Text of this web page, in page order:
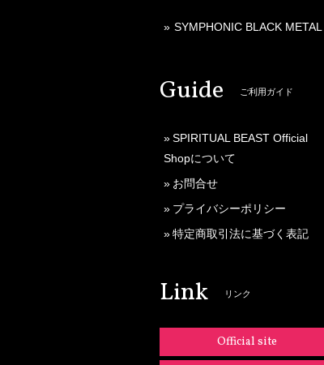
SYMPHONIC BLACK METAL
Guide ご利用ガイド
SPIRITUAL BEAST Official
Shopについて
お問合せ
プライバシーポリシー
特定商取引法に基づく表記
Link リンク
Official site